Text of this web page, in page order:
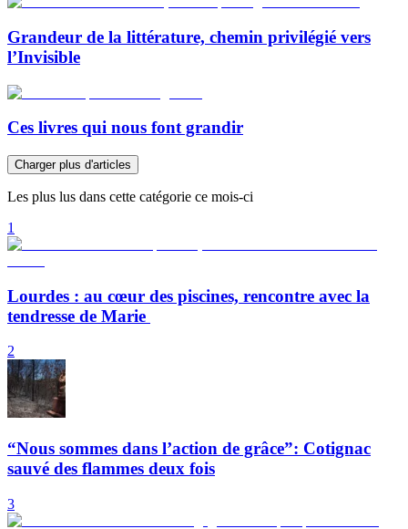
Grandeur de la littérature, chemin privilégié vers
l’Invisible
Ces livres qui nous font grandir
Charger plus d'articles
Les plus lus dans cette catégorie ce mois-ci
1
Lourdes : au cœur des piscines, rencontre avec la
tendresse de Marie
2
“Nous sommes dans l’action de grâce”: Cotignac
sauvé des flammes deux fois
3